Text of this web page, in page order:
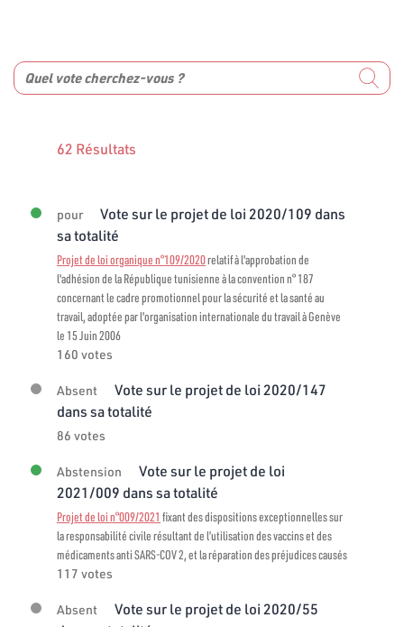
62 Résultats
pour
Vote sur le projet de loi 2020/109 dans
sa totalité
Projet de loi organique n°109/2020relatif à l'approbation de
l'adhésion de la République tunisienne à la convention n° 187
concernant le cadre promotionnel pour la sécurité et la santé au
travail, adoptée par l'organisation internationale du travail à Genève
le 15 Juin 2006
160 votes
Absent
Vote sur le projet de loi 2020/147
dans sa totalité
86 votes
Abstension
Vote sur le projet de loi
2021/009 dans sa totalité
Projet de loi n°009/2021 fixant des dispositions exceptionnelles sur
la responsabilité civile résultant de l’utilisation des vaccins et des
médicaments anti SARS-COV 2, et la réparation des préjudices causés
117 votes
Absent
Vote sur le projet de loi 2020/55